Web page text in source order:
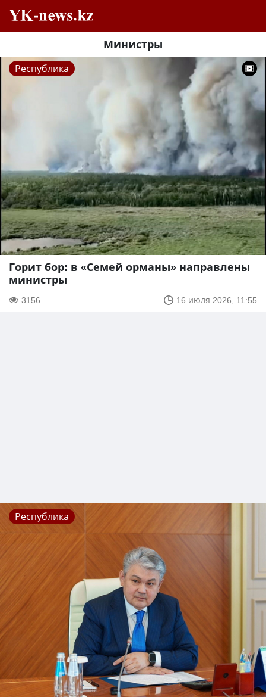
Министры
Республика
Горит бор: в «Семей орманы» направлены
министры
3156 16 июля 2026, 11:55
Республика